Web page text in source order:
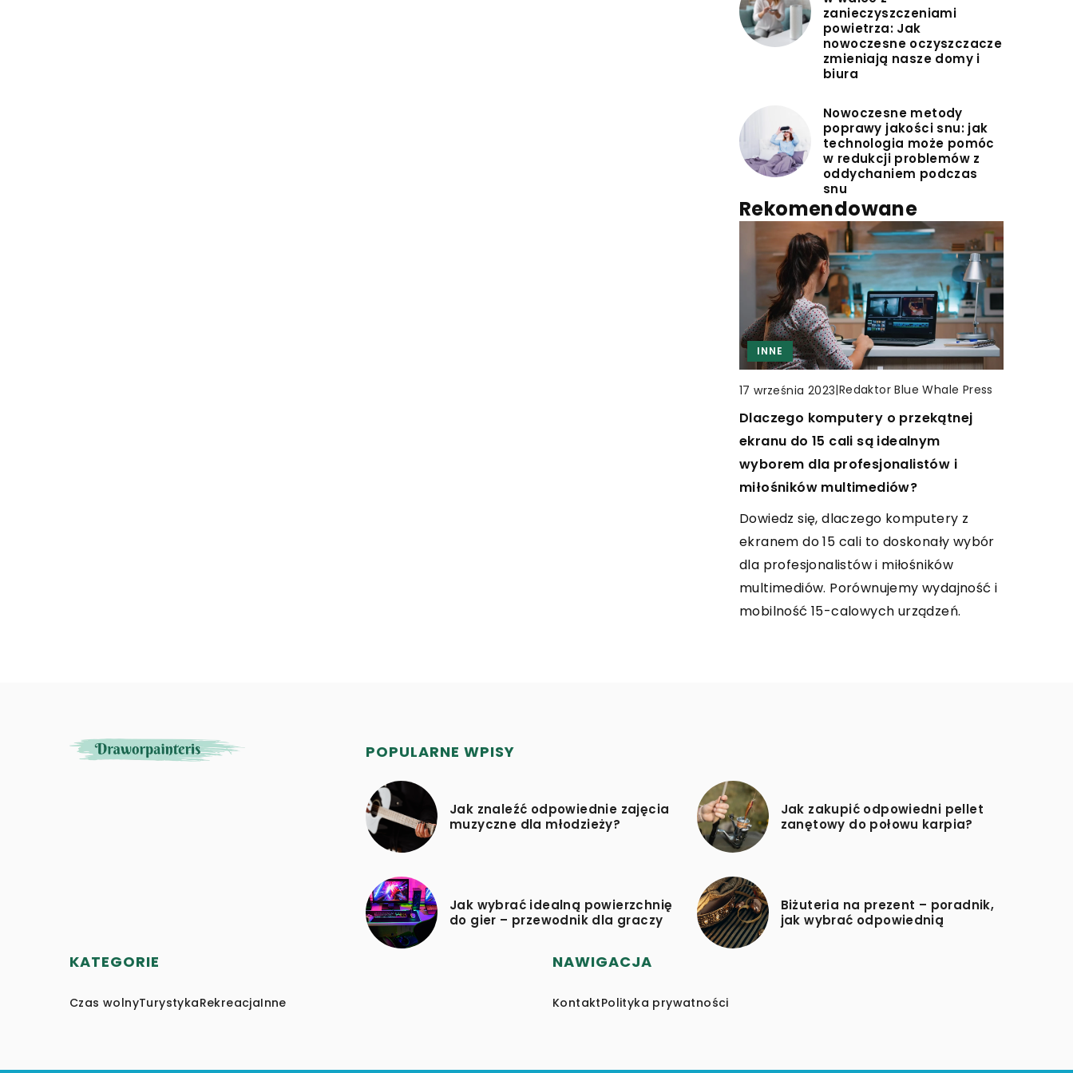
zanieczyszczeniami
powietrza: Jak
nowoczesne oczyszczacze
zmieniają nasze domy i
biura
Nowoczesne metody
poprawy jakości snu: jak
technologia może pomóc
w redukcji problemów z
oddychaniem podczas
snu
Rekomendowane
4 września 2025|Redaktor Blue Whale Press
Jak nowoczesne technologie
zmieniają podejście do leczenia
stomatologicznego?
Odkryj, jak nowoczesne technologie
rewolucjonizują leczenie
stomatologiczne, wpływając na komfort
pacjentów, precyzyjność zabiegów oraz
czas wizyt u dentysty.
INNE
17 września 2023|Redaktor Blue Whale Press
Dlaczego komputery o przekątnej
ekranu do 15 cali są idealnym
wyborem dla profesjonalistów i
miłośników multimediów?
Dowiedz się, dlaczego komputery z
ekranem do 15 cali to doskonały wybór
dla profesjonalistów i miłośników
multimediów. Porównujemy wydajność i
mobilność 15-calowych urządzeń.
8 sierpnia 2024|Redaktor Blue Whale Press
Jak dobrze dobrać bieliznę do
swojego stylu i typu sylwetki?
codziennymi stylizacjami i poznaj
wskazówki, dzięki którym wybierzesz
bieliznę idealnie dopasowaną do
Twojego typu sylwetki.
POPULARNE WPISY
Jak znaleźć odpowiednie zajęcia
muzyczne dla młodzieży?
Jak zakupić odpowiedni pellet
zanętowy do połowu karpia?
Jak wybrać idealną powierzchnię
do gier – przewodnik dla graczy
Biżuteria na prezent – poradnik,
jak wybrać odpowiednią
KATEGORIE
Czas wolnyTurystykaRekreacjaInne
NAWIGACJA
KontaktPolityka prywatności